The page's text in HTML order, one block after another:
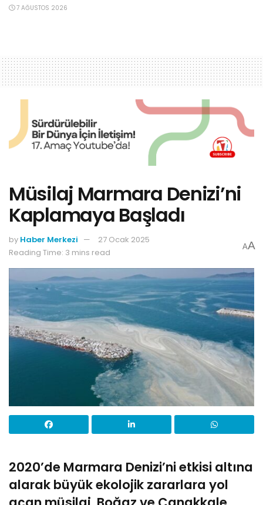
7 AĞUSTOS 2026
Müsilaj Marmara Denizi’ni
Kaplamaya Başladı
by Haber Merkezi
27 Ocak 2025
Reading Time: 3 mins read
AA
2020’de Marmara Denizi’ni etkisi altına
alarak büyük ekolojik zararlara yol